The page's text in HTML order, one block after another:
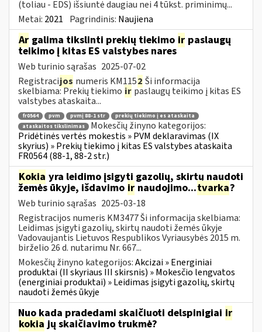
(toliau - EDS) išsiuntė daugiau nei 4 tūkst. priminimų...
Metai: 2021 Pagrindinis: Naujiena
Ar galima tikslinti prekių tiekimo ir paslaugų
teikimo į kitas ES valstybes nares
Web turinio sąrašas 2025-07-02
Registracijos numeris KM1152 Ši informacija
skelbiama: Prekių tiekimo ir paslaugų teikimo į kitas ES
valstybes ataskaita...
fr0564 pvm pvmį 88-1 str
prekių tiekimo į es ataskaita
ataskaitos tikslinimas
Mokesčių žinyno kategorijos:
Pridėtinės vertės mokestis » PVM deklaravimas (IX
skyrius) » Prekių tiekimo į kitas ES valstybes ataskaita
FR0564 (88-1, 88-2 str.)
Kokia yra leidimo įsigyti gazolių, skirtų naudoti
žemės ūkyje, išdavimo ir naudojimo...tvarka?
Web turinio sąrašas 2025-03-18
Registracijos numeris KM3477 Ši informacija skelbiama:
Leidimas įsigyti gazolių, skirtų naudoti žemės ūkyje
Vadovaujantis Lietuvos Respublikos Vyriausybės 2015 m.
birželio 26 d. nutarimu Nr. 667...
Mokesčių žinyno kategorijos:Akcizai » Energiniai
produktai (II skyriaus III skirsnis) » Mokesčio lengvatos
(energiniai produktai) » Leidimas įsigyti gazolių, skirtų
naudoti žemės ūkyje
Nuo kada pradedami skaičiuoti delspinigiai ir
kokia jų skaičiavimo trukmė?